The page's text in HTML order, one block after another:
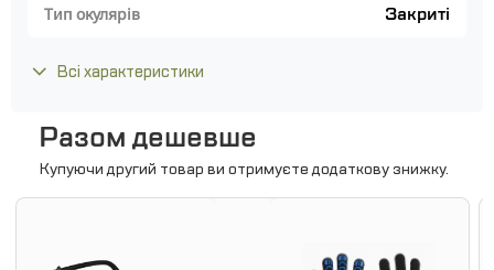
Тип окулярів Закриті
Всі характеристики
Разом дешевше
Купуючи другий товар ви отримуєте додаткову знижку.